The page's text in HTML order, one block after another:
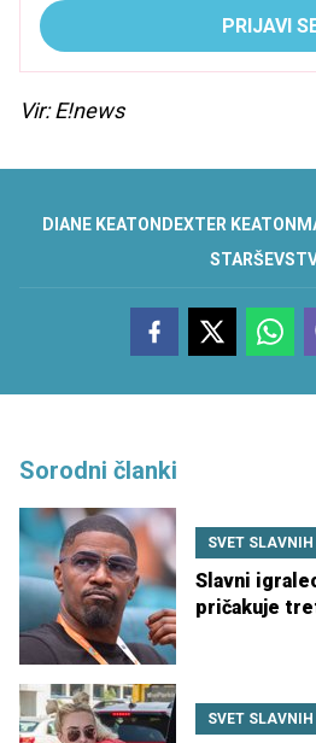
PRIJAVI
Vir: E!news
DIANE KEATON DEXTER KEATON
Sorodni članki
SVET SLAVNIH
Slavni
pričakuje
SVET SLAVNIH